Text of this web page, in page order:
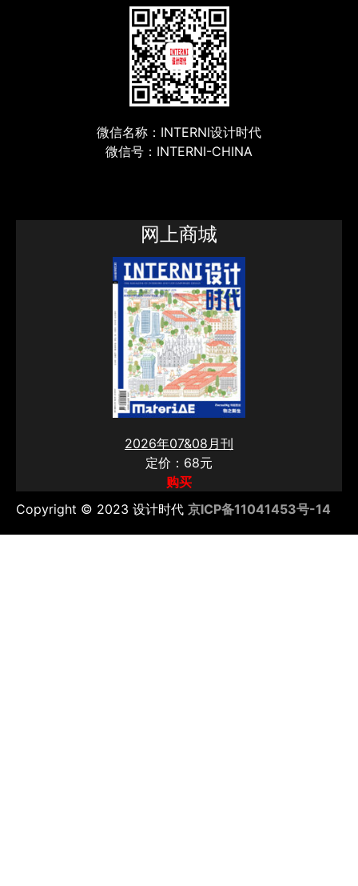
微信名称：INTERNI设计时代
微信号：INTERNI-CHINA
网上商城
2026年07&08月刊
定价：68元
购买
Copyright © 2023 设计时代 京ICP备11041453号-14